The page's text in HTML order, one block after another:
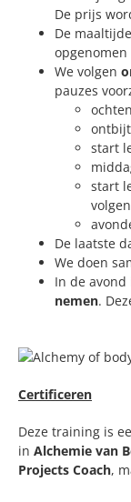
De prijs
De
We volgen
pauzes
start
start
De laatste
We doen
In de
nemen.
Certificeren
Deze training is
in Alchemie van
Projects Coach,